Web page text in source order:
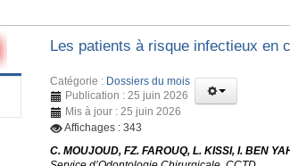
Les patients à risque infectieux en
Catégorie : Dossiers du mois
Publication : 25 juin 2026
Mis à jour : 25 juin 2026
Affichages : 343
C. MOUJOUD, FZ. FAROUQ, L. KISSI, I. BEN